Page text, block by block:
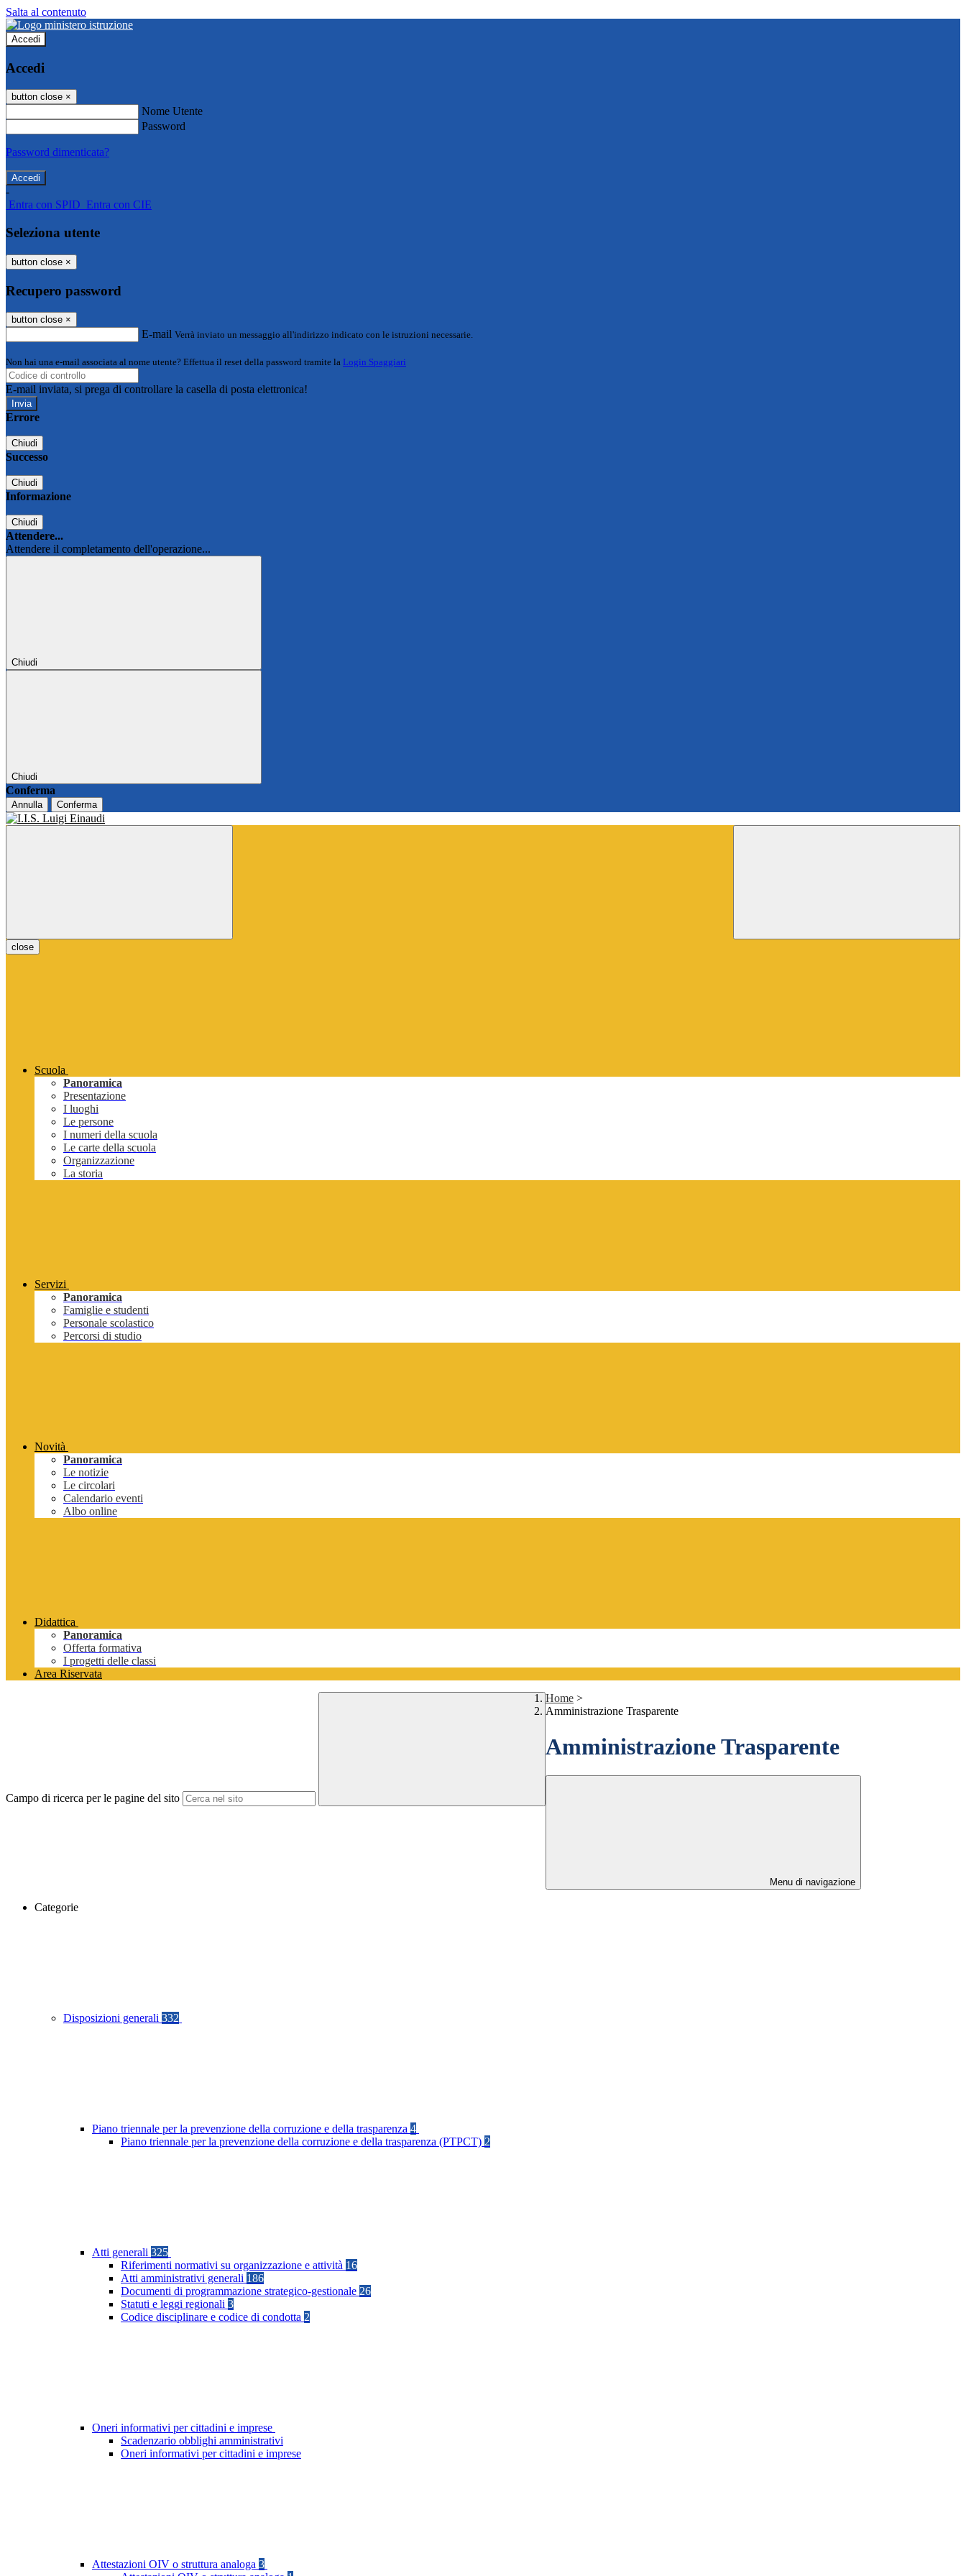
Salta al contenuto
Accedi
Accedi
button close ×
Nome Utente
Password
Password dimenticata?
-
Entra con SPID Entra con CIE
Seleziona utente
button close ×
Recupero password
button close ×
E-mail Verrà inviato un messaggio all'indirizzo indicato con le istruzioni necessarie.
Non hai una e-mail associata al nome utente? Effettua il reset della password tramite la Login Spaggiari
E-mail inviata, si prega di controllare la casella di posta elettronica!
Errore
Chiudi
Successo
Chiudi
Informazione
Chiudi
Attendere...
Attendere il completamento dell'operazione...
Chiudi
Chiudi
Conferma
Annulla Conferma
close
Scuola
Panoramica
Presentazione
I luoghi
Le persone
I numeri della scuola
Le carte della scuola
Organizzazione
La storia
Servizi
Panoramica
Famiglie e studenti
Personale scolastico
Percorsi di studio
Novità
Panoramica
Le notizie
Le circolari
Calendario eventi
Albo online
Didattica
Panoramica
Offerta formativa
I progetti delle classi
Area Riservata
Campo di ricerca per le pagine del sito
Home >
Amministrazione Trasparente
Amministrazione Trasparente
Menu di navigazione
Categorie
Disposizioni generali 332
Piano triennale per la prevenzione della corruzione e della trasparenza 4
Piano triennale per la prevenzione della corruzione e della trasparenza (PTPCT) 2
Atti generali 325
Riferimenti normativi su organizzazione e attività 16
Atti amministrativi generali 186
Documenti di programmazione strategico-gestionale 26
Statuti e leggi regionali 3
Codice disciplinare e codice di condotta 2
Oneri informativi per cittadini e imprese
Scadenzario obblighi amministrativi
Oneri informativi per cittadini e imprese
Attestazioni OIV o struttura analoga 3